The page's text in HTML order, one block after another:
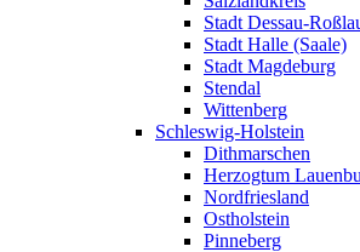
Stadt Dessau-
Stadt Halle (Saale)
Stadt Magdeburg
Stendal
Wittenberg
Schleswig-Holstein
Dithmarschen
Herzogtum
Nordfriesland
Ostholstein
Pinneberg